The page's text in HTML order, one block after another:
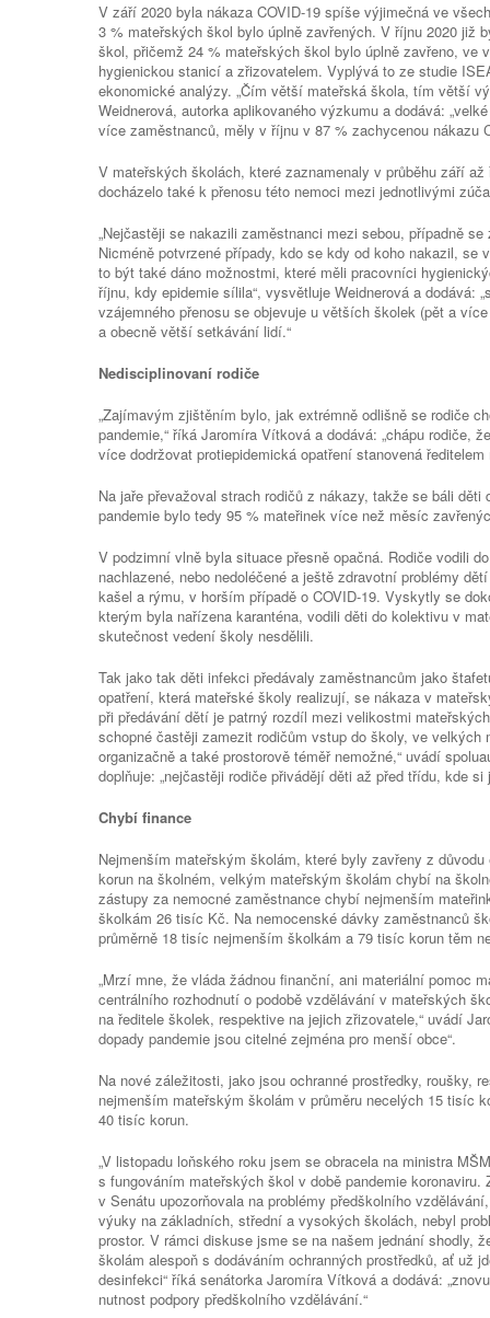
V září 2020 byla nákaza COVID-19 spíše výjimečná ve
3 % mateřských škol bylo úplně zavřených. V říjnu 2020 již
škol, přičemž 24 % mateřských škol bylo úplně zavřeno, ve
hygienickou stanicí a zřizovatelem. Vyplývá to ze studie
ekonomické analýzy. „Čím větší mateřská škola, tím větší
Weidnerová, autorka aplikovaného výzkumu a dodává:
více zaměstnanců, měly v říjnu v 87 % zachycenou nákazu
V mateřských školách, které zaznamenaly v průběhu září až
docházelo také k přenosu této nemoci mezi jednotlivými
„Nejčastěji se nakazili zaměstnanci mezi sebou, případně
Nicméně potvrzené případy, kdo se kdy od koho nakazil,
to být také dáno možnostmi, které měli pracovníci
říjnu, kdy epidemie sílila“, vysvětluje Weidnerová a dodává:
vzájemného přenosu se objevuje u větších školek (pět a
a obecně větší setkávání lidí.“
Nedisciplinovaní rodiče
„Zajímavým zjištěním bylo, jak extrémně odlišně se rodiče
pandemie,“ říká Jaromíra Vítková a dodává: „chápu rodiče,
více dodržovat protiepidemická opatření stanovená ředitelem
Na jaře převažoval strach rodičů z nákazy, takže se báli
pandemie bylo tedy 95 % mateřinek více než měsíc
V podzimní vlně byla situace přesně opačná. Rodiče vodili
nachlazené, nebo nedoléčené a ještě zdravotní problémy
kašel a rýmu, v horším případě o COVID-19. Vyskytly se
kterým byla nařízena karanténa, vodili děti do kolektivu v
skutečnost vedení školy nesdělili.
Tak jako tak děti infekci předávaly zaměstnancům jako
opatření, která mateřské školy realizují, se nákaza v
při předávání dětí je patrný rozdíl mezi velikostmi
schopné častěji zamezit rodičům vstup do školy, ve velkých
organizačně a také prostorově téměř nemožné,“ uvádí
doplňuje: „nejčastěji rodiče přivádějí děti až před třídu, kde si
Chybí finance
Nejmenším mateřským školám, které byly zavřeny z
korun na školném, velkým mateřským školám chybí na
zástupy za nemocné zaměstnance chybí nejmenším
školkám 26 tisíc Kč. Na nemocenské dávky zaměstnanců
průměrně 18 tisíc nejmenším školkám a 79 tisíc korun těm
„Mrzí mne, že vláda žádnou finanční, ani materiální pomoc
centrálního rozhodnutí o podobě vzdělávání v mateřských
na ředitele školek, respektive na jejich zřizovatele,“ uvádí
dopady pandemie jsou citelné zejména pro menší obce“.
Na nové záležitosti, jako jsou ochranné prostředky, roušky,
nejmenším mateřským školám v průměru necelých 15 tisíc
40 tisíc korun.
„V listopadu loňského roku jsem se obracela na ministra
s fungováním mateřských škol v době pandemie
v Senátu upozorňovala na problémy předškolního
výuky na základních, střední a vysokých školách, nebyl
prostor. V rámci diskuse jsme se na našem jednání shodly,
školám alespoň s dodáváním ochranných prostředků, ať už
desinfekci“ říká senátorka Jaromíra Vítková a dodává:
nutnost podpory předškolního vzdělávání.“